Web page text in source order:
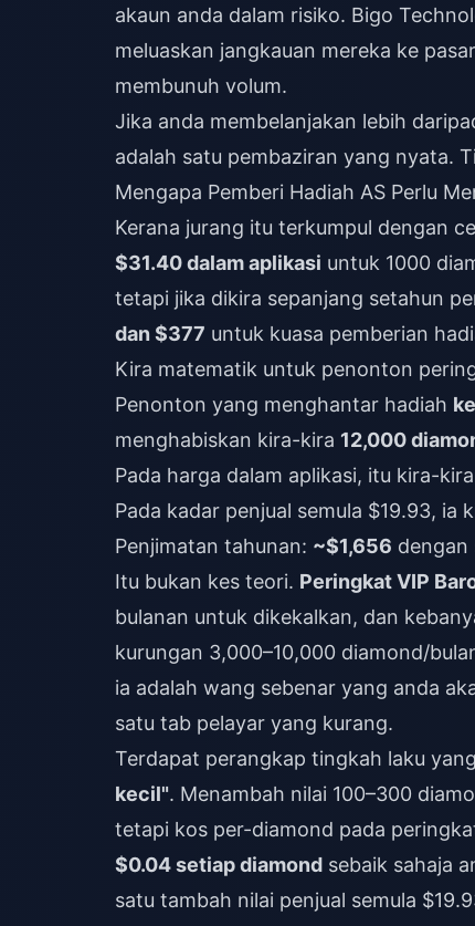
akaun anda dalam risiko. Bigo
meluaskan jangkauan mereka ke
membunuh volum.
Jika anda membelanjakan lebih
adalah satu pembaziran yang nyata.
Mengapa Pemberi Hadiah AS Perlu
Kerana jurang itu terkumpul dengan
$31.40 dalam aplikasi untuk 1000
tetapi jika dikira sepanjang setahun
dan $377 untuk kuasa pemberian
Kira matematik untuk penonton
Penonton yang menghantar hadiah
menghabiskan kira-kira 12,000
Pada harga dalam aplikasi, itu kira-kira
Pada kadar penjual semula $19.93, ia
Penjimatan tahunan: ~$1,656 dengan
Itu bukan kes teori. Peringkat VIP
bulanan untuk dikekalkan, dan
kurungan 3,000–10,000 diamond/
ia adalah wang sebenar yang anda
satu tab pelayar yang kurang.
Terdapat perangkap tingkah laku
kecil". Menambah nilai 100–300
tetapi kos per-diamond pada
$0.04 setiap diamond sebaik sahaja
satu tambah nilai penjual semula